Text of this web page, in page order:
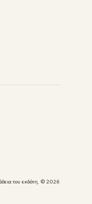
του εκδότη. © 2026